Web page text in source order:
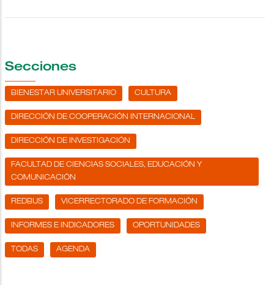
Secciones
BIENESTAR UNIVERSITARIO CULTURA
DIRECCIÓN DE COOPERACIÓN INTERNACIONAL
DIRECCIÓN DE INVESTIGACIÓN
FACULTAD DE CIENCIAS SOCIALES, EDUCACIÓN Y
COMUNICACIÓN
REDBUS VICERRECTORADO DE FORMACIÓN
INFORMES E INDICADORES OPORTUNIDADES
TODAS AGENDA